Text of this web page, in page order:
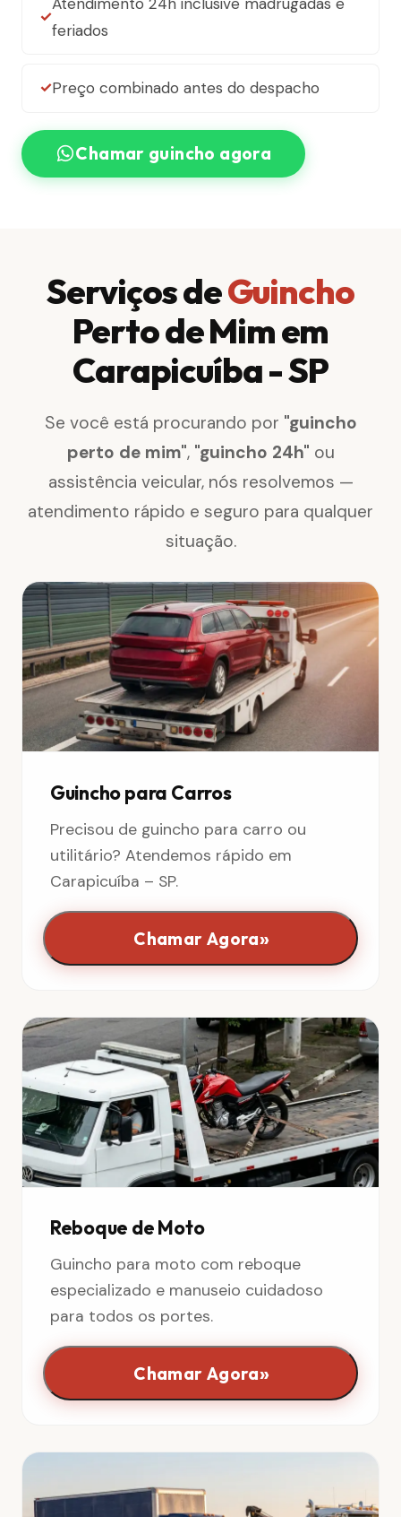
feriados
Preço combinado antes do despacho
Chamar guincho agora
Serviços deGuincho
Perto de Mim em
Carapicuíba - SP
Se você está procurando por "guincho
perto de mim", "guincho 24h" ou
assistência veicular, nós resolvemos —
atendimento rápido e seguro para qualquer
situação.
Guincho para Carros
Precisou de guincho para carro ou
utilitário? Atendemos rápido em
Carapicuíba – SP.
Chamar Agora»
Reboque de Moto
Guincho para moto com reboque
especializado e manuseio cuidadoso
para todos os portes.
Chamar Agora»